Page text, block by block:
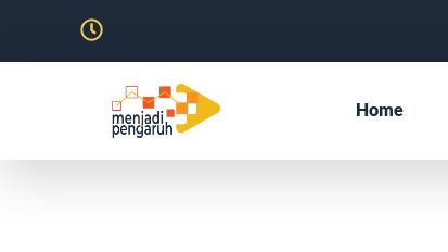
Home